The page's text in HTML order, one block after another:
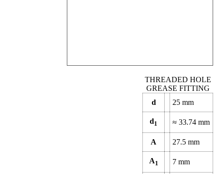
d 25 mm
d1 ≈ 33.74 mm
A 27.5 mm
A1 7 mm
THREADED HOLE
GREASE FITTING